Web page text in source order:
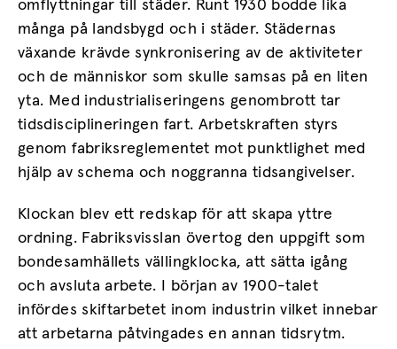
omflyttningar till städer. Runt 1930 bodde lika
många på landsbygd och i städer. Städernas
växande krävde synkronisering av de aktiviteter
och de människor som skulle samsas på en liten
yta. Med industrialiseringens genombrott tar
tidsdisciplineringen fart. Arbetskraften styrs
genom fabriksreglementet mot punktlighet med
hjälp av schema och noggranna tidsangivelser.
Klockan blev ett redskap för att skapa yttre
ordning. Fabriksvisslan övertog den uppgift som
bondesamhällets vällingklocka, att sätta igång
och avsluta arbete. I början av 1900-talet
infördes skiftarbetet inom industrin vilket innebar
att arbetarna påtvingades en annan tidsrytm.